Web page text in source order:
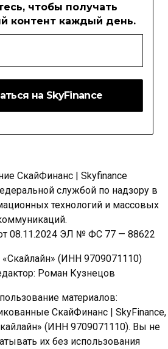
чтобы получать
контент каждый день.
СкайФинанс | Skyfinance
службой по надзору в
технологий и массовых
08.11.2024 ЭЛ № ФС 77 — 88622
(ИНН 9709071110)
Роман Кузнецов
материалов:
СкайФинанс | SkyFinance,
(ИНН 9709071110). Вы не
их без использования